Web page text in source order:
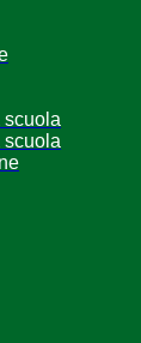
scuola
scuola